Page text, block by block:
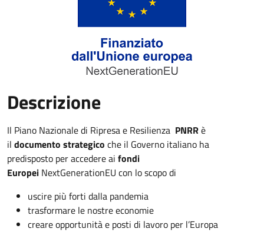
Descrizione
Il Piano Nazionale di Ripresa e Resilienza PNRRè
il documento strategico che il Governo italiano ha
predisposto per accedere ai fondi
Europei NextGenerationEU con lo scopo di
uscire più forti dalla pandemia
trasformare le nostre economie
creare opportunità e posti di lavoro per l’Europa